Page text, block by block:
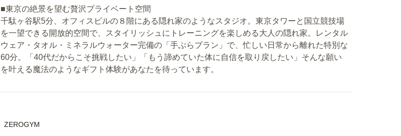
■東京の絶景を望む贅沢プライベート空間
千駄ヶ谷駅5分、オフィスビルの８階にある隠れ家のようなスタジオ。東京タワーと国立競技場
を一望できる開放的空間で、スタイリッシュにトレーニングを楽しめる大人の隠れ家。レンタル
ウェア・タオル・ミネラルウォーター完備の「手ぶらプラン」で、忙しい日常から離れた特別な
60分。「40代だからこそ挑戦したい」「もう諦めていた体に自信を取り戻したい」そんな願い
を叶える魔法のようなギフト体験があなたを待っています。
ZEROGYM